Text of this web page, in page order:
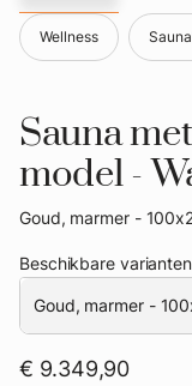
Wellness
Sauna
model -
Goud, marmer -
Beschikbare varianten
€ 9.349,90